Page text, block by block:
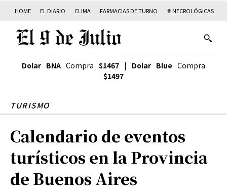
HOME EL DIARIO CLIMA FARMACIAS DE TURNO ✟ NECROLÓGICAS
Dolar BNA Compra $1467 | Dolar Blue Compra
$1497
TURISMO
Calendario de eventos
turísticos en la Provincia
de Buenos Aires